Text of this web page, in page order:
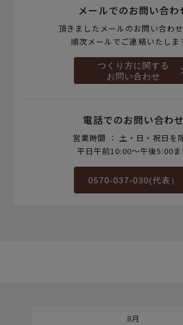
メールでのお問い合わ
頂きましたメールのお問い合わせ
順次メールでご連絡いたしま
つくり方に関する
お問い合わせ
電話でのお問い合わせ
営業時間 ： 土・日・祝日を
平日午前10:00～午後5:00ま
0570-037-030(代表）
8月